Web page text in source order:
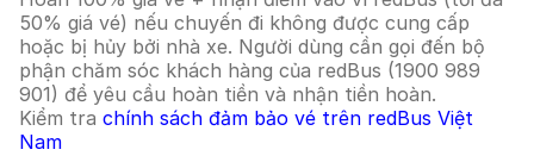
50% giá vé) nếu chuyến đi không được cung cấp
hoặc bị hủy bởi nhà xe. Người dùng cần gọi đến bộ
phận chăm sóc khách hàng của redBus (1900 989
901) để yêu cầu hoàn tiền và nhận tiền hoàn.
Kiểm tra chính sách đảm bảo vé trên redBus Việt
Nam